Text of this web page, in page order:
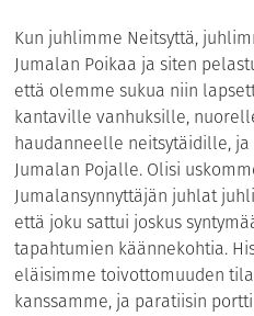
Kun juhlimme Neitsyttä,
Jumalan Poikaa ja siten
että olemme sukua niin
kantaville vanhuksille,
haudanneelle neitsytäidille,
Jumalan Pojalle. Olisi
Jumalansynnyttäjän juhlat
että joku sattui joskus
tapahtumien käännekohtia.
eläisimme toivottomuuden
kanssamme, ja paratiisin